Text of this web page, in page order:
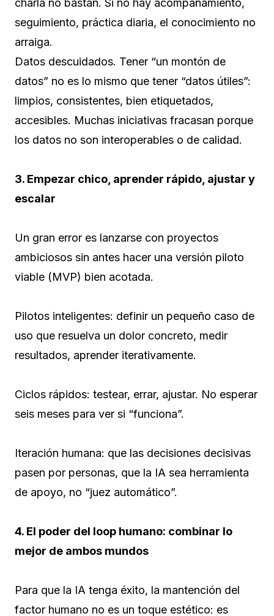
charla no bastan. Si no hay acompañamiento,
seguimiento, práctica diaria, el conocimiento no
arraiga.
Datos descuidados. Tener “un montón de
datos” no es lo mismo que tener “datos útiles”:
limpios, consistentes, bien etiquetados,
accesibles. Muchas iniciativas fracasan porque
los datos no son interoperables o de calidad.
3. Empezar chico, aprender rápido, ajustar y
escalar
Un gran error es lanzarse con proyectos
ambiciosos sin antes hacer una versión piloto
viable (MVP) bien acotada.
Pilotos inteligentes: definir un pequeño caso de
uso que resuelva un dolor concreto, medir
resultados, aprender iterativamente.
Ciclos rápidos: testear, errar, ajustar. No esperar
seis meses para ver si “funciona”.
Iteración humana: que las decisiones decisivas
pasen por personas, que la IA sea herramienta
de apoyo, no “juez automático”.
4. El poder del loop humano: combinar lo
mejor de ambos mundos
Para que la IA tenga éxito, la mantención del
factor humano no es un toque estético: es